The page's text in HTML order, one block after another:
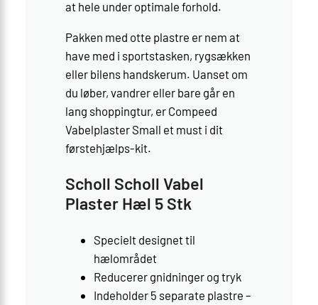
at hele under optimale forhold.
Pakken med otte plastre er nem at
have med i sportstasken, rygsækken
eller bilens handskerum. Uanset om
du løber, vandrer eller bare går en
lang shoppingtur, er Compeed
Vabelplaster Small et must i dit
førstehjælps-kit.
Scholl Scholl Vabel
Plaster Hæl 5 Stk
Specielt designet til
hælområdet
Reducerer gnidninger og tryk
Indeholder 5 separate plastre –